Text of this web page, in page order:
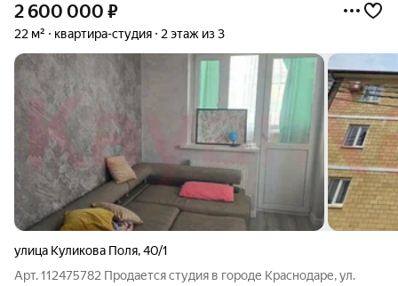
2 600 000 ₽
22 м² квартира-студия 2 этаж из 3
улица Куликова Поля,40/1
Арт. 112475782 Продается студия в городе Краснодаре, ул.